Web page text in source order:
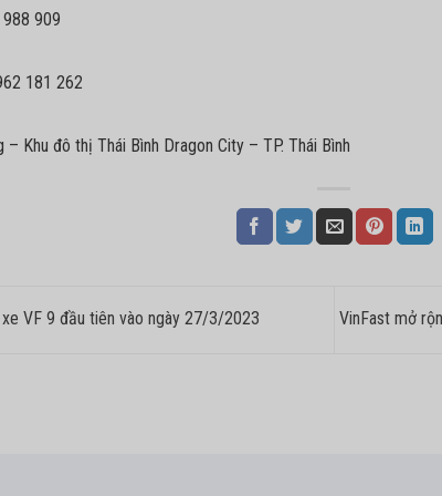
909
181 262
Khu đô thị Thái Bình Dragon City – TP. Thái Bình
VF 9 đầu tiên vào ngày 27/3/2023 VinFast mở